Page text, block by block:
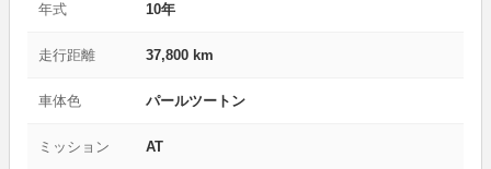
年式 10年
走行距離 37,800 km
車体色 パールツートン
ミッション AT